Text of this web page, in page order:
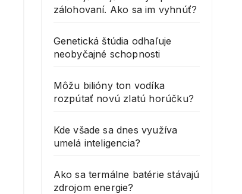
zálohovaní. Ako sa im vyhnúť?
Genetická štúdia odhaľuje
neobyčajné schopnosti
Môžu bilióny ton vodíka
rozpútať novú zlatú horúčku?
Kde všade sa dnes využíva
umelá inteligencia?
Ako sa termálne batérie stávajú
zdrojom energie?